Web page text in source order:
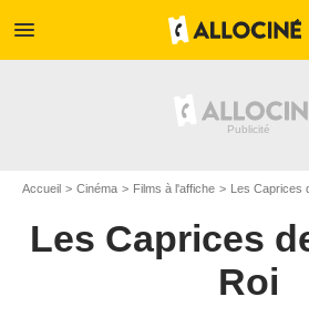
menu
Accueil Cinéma Films à l'affiche Les Caprices
Les Caprices
Roi